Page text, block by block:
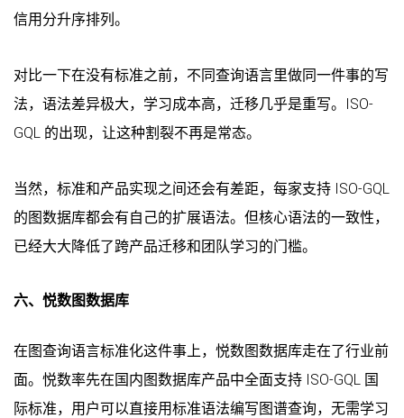
信用分升序排列。
对比一下在没有标准之前，不同查询语言里做同一件事的写
法，语法差异极大，学习成本高，迁移几乎是重写。ISO-
GQL 的出现，让这种割裂不再是常态。
当然，标准和产品实现之间还会有差距，每家支持 ISO-GQL
的图数据库都会有自己的扩展语法。但核心语法的一致性，
已经大大降低了跨产品迁移和团队学习的门槛。
六、悦数图数据库
在图查询语言标准化这件事上，悦数图数据库走在了行业前
面。悦数率先在国内图数据库产品中全面支持 ISO-GQL 国
际标准，用户可以直接用标准语法编写图谱查询，无需学习